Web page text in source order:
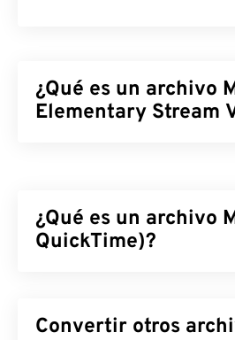
¿Qué es un archivo
Elementary Stream
incluyendoAndroid. Su
un controlador en pantalla (
¿Qué es un archivo
QuickTime)?
multimedia, incluyendo 3Dy
Convertir otros